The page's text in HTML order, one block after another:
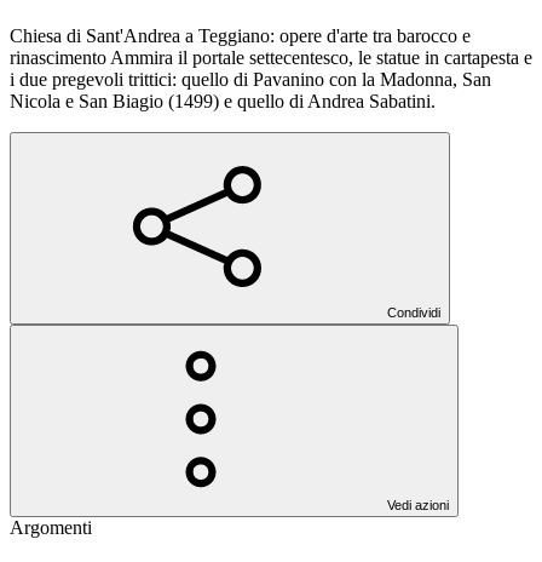
Chiesa di Sant'Andrea a Teggiano: opere d'arte tra barocco e
rinascimento Ammira il portale settecentesco, le statue in cartapesta e
i due pregevoli trittici: quello di Pavanino con la Madonna, San
Nicola e San Biagio (1499) e quello di Andrea Sabatini.
Condividi
Vedi azioni
Argomenti